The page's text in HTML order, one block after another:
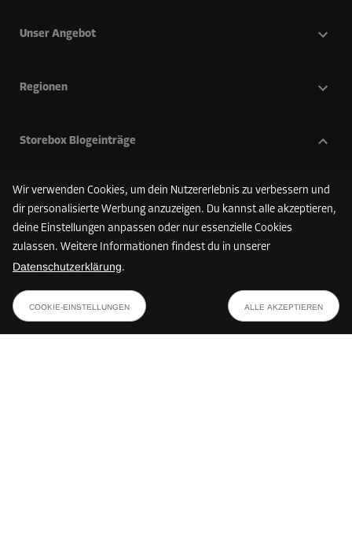
Wir verwenden Cookies, um dein Nutzererlebnis zu verbessern und
dir personalisierte Werbung anzuzeigen. Du kannst alle akzeptieren,
deine Einstellungen anpassen oder nur essenzielle Cookies
zulassen. Weitere Informationen findest du in unserer
Datenschutzerklärung.
COOKIE-EINSTELLUNGEN ALLE AKZEPTIEREN
FINDE DEINE STOREBOX
Unser Angebot
Regionen
Storebox Blogeinträge
7 Tipps zum Lagerraum Anmieten & Einlagern
Selfstorage in Innsbruck | Dein Lagerplatz in Tirols
Landeshauptstadt
Aufräumen, ausmisten & aufheben | Mit Marie Kondo und
Storebox
Wintersport-Ausrüstung lagern